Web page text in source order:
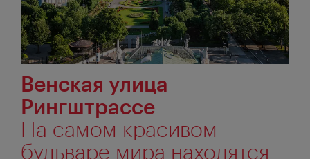
Венская улица
Рингштрассе
На самом красивом
бульваре мира находятся